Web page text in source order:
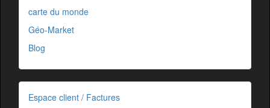
carte du monde
Géo-Market
Blog
Espace client / Factures